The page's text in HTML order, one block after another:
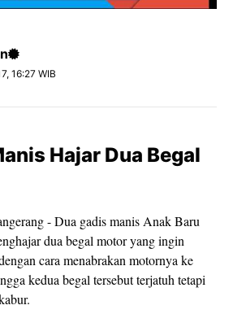
16:27 WIB
Hajar Dua Begal
- Dua gadis manis Anak Baru
dua begal motor yang ingin
cara menabrakan motornya ke
kedua begal tersebut terjatuh tetapi